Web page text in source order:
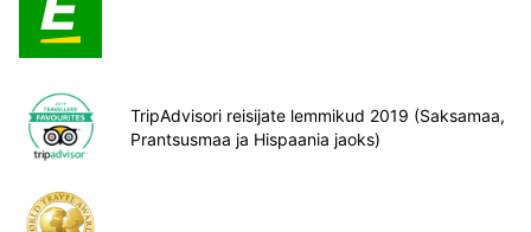
TripAdvisori reisijate lemmikud 2019 (Saksamaa,
Prantsusmaa ja Hispaania jaoks)